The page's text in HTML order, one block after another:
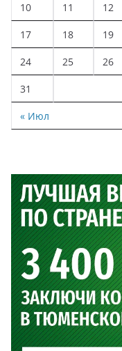
« Июл
10 11 12
17 18 19
24 25 26
31